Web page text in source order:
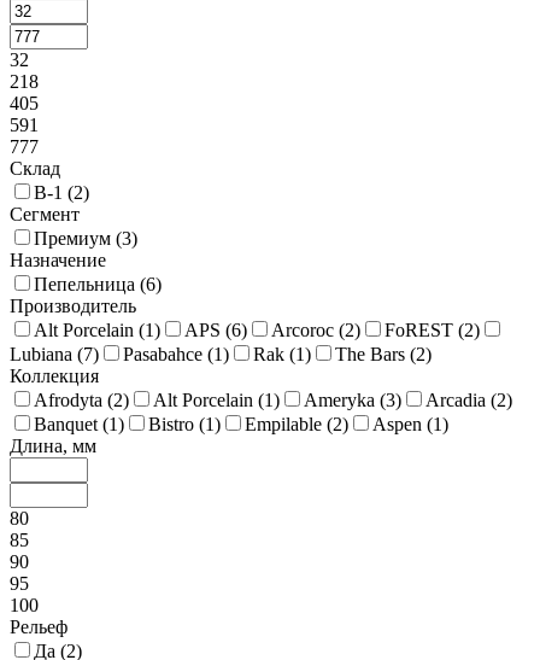
32
218
405
591
777
Склад
В-1 (2)
Сегмент
Премиум (3)
Назначение
Пепельница (6)
Производитель
Alt Porcelain (1) APS (6) Arcoroc (2) FoREST (2)
Lubiana (7) Pasabahce (1) Rak (1) The Bars (2)
Коллекция
Afrodyta (2) Alt Porcelain (1) Ameryka (3) Arcadia (2)
Banquet (1) Bistro (1) Empilable (2) Aspen (1)
Длина, мм
80
85
90
95
100
Рельеф
Да (2)